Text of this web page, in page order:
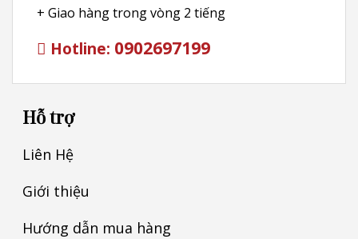
+ Giao hàng trong vòng 2 tiếng
Hotline: 0902697199
Hỗ trợ
Liên Hệ
Giới thiệu
Hướng dẫn mua hàng